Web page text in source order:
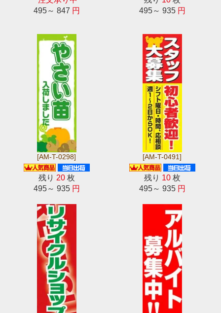
495～ 847 円
495～ 935 円
[AM-T-0298]
残り 20枚
495～ 935 円
[AM-T-0491]
残り 10枚
495～ 935 円